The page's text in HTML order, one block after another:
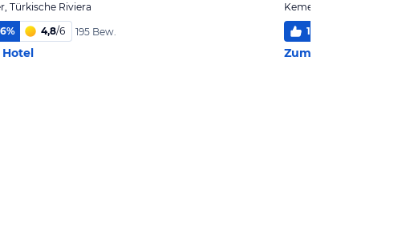
Türkische Riviera
% 4,8/6 195 Bew.
Kemer, Türkische Riviera
100
Zum Hotel